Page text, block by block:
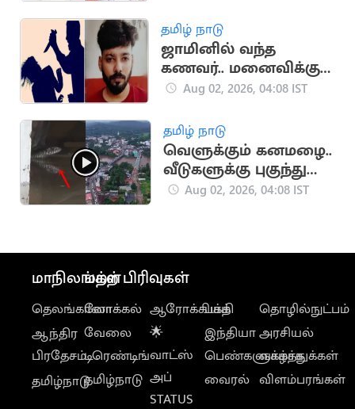
தமிழ் நாடு
ஜாமினில் வந்த
கணவர்.. மனைவிக்கு
சரமாரி கத்திக்குத்து
Aug 02, 2026, 04:08 IST
தமிழ் நாடு
வெளுக்கும் கனமழை..
வீடுகளுக்கு புகுந்து
வரும் விஷ ஜந்துக்கள்
Aug 02, 2026, 04:08 IST
மாநிலங்கள்
தெலங்கானா
ஆந்திர
பிரதேசம்
தமிழ்நாடு
மற்ற பிரிவுகள்
லோக்கல்
வேலை
டிரெண்டிங்
தமிழ்நாடு
ஆரோக்கியம்
🌟
வாட்ஸ்
அப்
STATUS
பக்தி
இந்தியா
பெண்களுக்காக
வைரல்
தொழில்நுட்பம்
அரசியல்
வாழ்த்துக்கள்
விளம்பரங்கள்